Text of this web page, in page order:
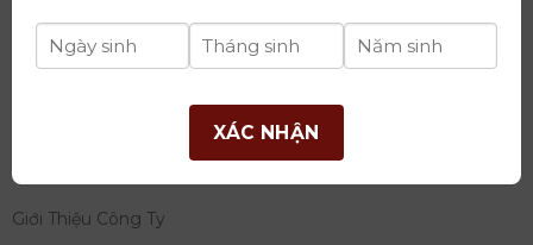
tư quốc tế Ý-Việt
Tây Hồ, TP Hà Nội
THÔNG TIN
Giới Thiệu Công Ty
XÁC NHẬN